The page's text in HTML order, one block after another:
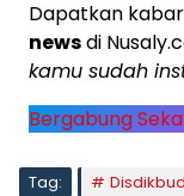
Dapatkan kabar
newsdi
kamu sudah
Bergabung
Tag: Disdikbud